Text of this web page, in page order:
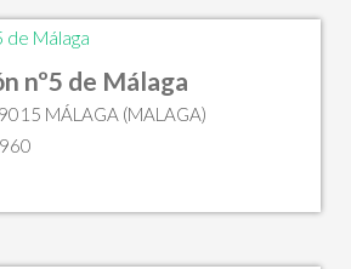
nº5 de Málaga
MÁLAGA (MALAGA)